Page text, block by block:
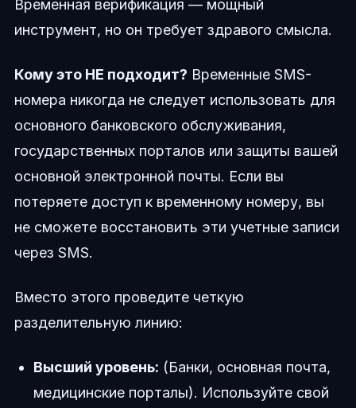
Временная верификация — мощный
инструмент, но он требует здравого смысла.
Кому это НЕ подходит? Временные SMS-
номера никогда не следует использовать для
основного банковского обслуживания,
государственных порталов или защиты вашей
основной электронной почты. Если вы
потеряете доступ к временному номеру, вы
не сможете восстановить эти учетные записи
через SMS.
Вместо этого проведите четкую
разделительную линию:
Высший уровень: (Банки, основная почта,
медицинские порталы). Используйте свой